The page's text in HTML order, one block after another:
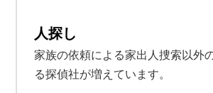
人探し
家族の依頼による家出人捜索以外
る探偵社が増えています。